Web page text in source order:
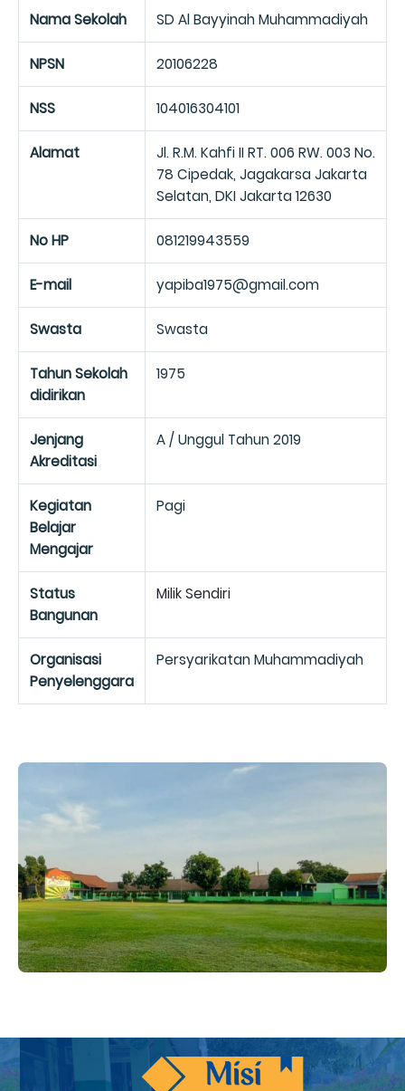
Nama Sekolah SD Al Bayyinah Muhammadiyah
NPSN 20106228
NSS 104016304101
Alamat
Jl. R.M. Kahfi II RT. 006 RW. 003 No.
78 Cipedak, Jagakarsa Jakarta
Selatan, DKI Jakarta 12630
No HP 081219943559
E-mail yapiba1975@gmail.com
Swasta Swasta
Tahun Sekolah
didirikan
1975
Jenjang
Akreditasi
A / Unggul Tahun 2019
Kegiatan
Belajar
Mengajar
Pagi
Status
Bangunan
Milik Sendiri
Organisasi
Penyelenggara
Persyarikatan Muhammadiyah